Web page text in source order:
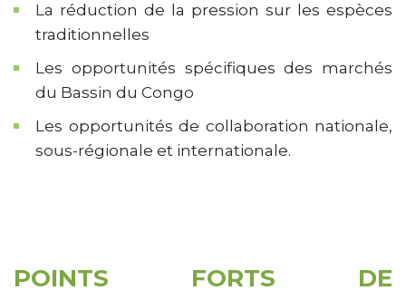
La réduction de la pression sur les espèces
traditionnelles
Les opportunités spécifiques des marchés
du Bassin du Congo
Les opportunités de collaboration nationale,
sous-régionale et internationale.
POINTS FORTS DE